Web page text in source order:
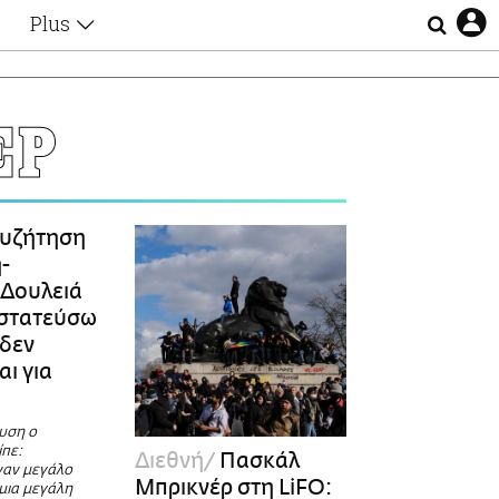
Plus
Αφιερώματα
Ζώδια
Οι Αθηναίοι
Lgbtqi+
Επιλογές
για
ο
μεγάλο
μεγάλη
Διεθνή Πασκάλ
Μπρικνέρ στη LiFO: